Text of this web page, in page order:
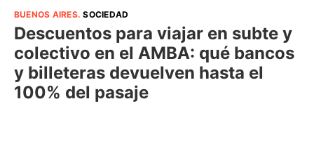
BUENOS AIRES.SOCIEDAD
Descuentos para viajar en subte y
colectivo en el AMBA: qué bancos
y billeteras devuelven hasta el
100% del pasaje